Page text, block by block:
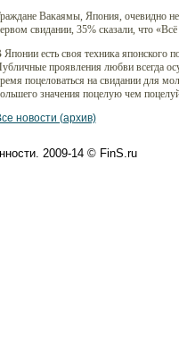
Вакаямы, Япония, очевидно
свидании, 35% сказали, что
Японии есть своя техника японского
проявления любви всегда
поцеловаться на свидании для
значения поцелую чем
новости (архив)
2009-14 © FinS.ru